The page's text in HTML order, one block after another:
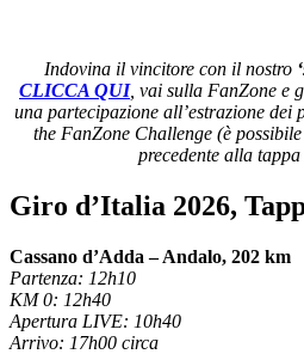
Indovina il vincitore con il nostro
CLICCA QUI, vai sulla FanZone e
una partecipazione all’estrazione
the FanZone Challenge (è
precedente alla
Giro d’Italia 2026,
Cassano d’Adda – Andalo, 202 km
Partenza: 12h10
KM 0: 12h40
Apertura LIVE: 10h40
Arrivo: 17h00 circa